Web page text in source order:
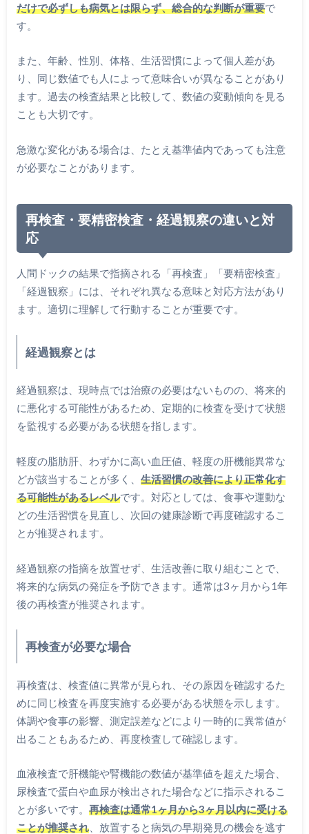
だけで必ずしも病気とは限らず、総合的な判断が重要で
す。
また、年齢、性別、体格、生活習慣によって個人差があ
り、同じ数値でも人によって意味合いが異なることがあり
ます。過去の検査結果と比較して、数値の変動傾向を見る
ことも大切です。
急激な変化がある場合は、たとえ基準値内であっても注意
が必要なことがあります。
再検査・要精密検査・経過観察の違いと対
応
人間ドックの結果で指摘される「再検査」「要精密検査」
「経過観察」には、それぞれ異なる意味と対応方法があり
ます。適切に理解して行動することが重要です。
経過観察とは
経過観察は、現時点では治療の必要はないものの、将来的
に悪化する可能性があるため、定期的に検査を受けて状態
を監視する必要がある状態を指します。
軽度の脂肪肝、わずかに高い血圧値、軽度の肝機能異常な
どが該当することが多く、 生活習慣の改善により正常化す
る可能性があるレベルです。対応としては、食事や運動な
どの生活習慣を見直し、次回の健康診断で再度確認するこ
とが推奨されます。
経過観察の指摘を放置せず、生活改善に取り組むことで、
将来的な病気の発症を予防できます。通常は3ヶ月から1年
後の再検査が推奨されます。
再検査が必要な場合
再検査は、検査値に異常が見られ、その原因を確認するた
めに同じ検査を再度実施する必要がある状態を示します。
体調や食事の影響、測定誤差などにより一時的に異常値が
出ることもあるため、再度検査して確認します。
血液検査で肝機能や腎機能の数値が基準値を超えた場合、
尿検査で蛋白や血尿が検出された場合などに指示されるこ
とが多いです。 再検査は通常1ヶ月から3ヶ月以内に受ける
ことが推奨され、放置すると病気の早期発見の機会を逃す